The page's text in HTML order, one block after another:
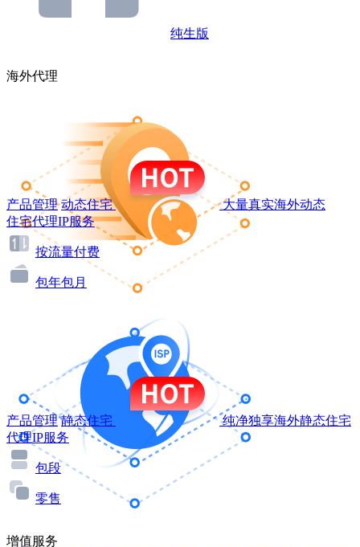
纯生版
海外代理
产品管理 动态住宅
大量真实海外动态
住宅代理IP服务
按流量付费
包年包月
产品管理 静态住宅
纯净独享海外静态住宅
代理IP服务
包段
零售
增值服务